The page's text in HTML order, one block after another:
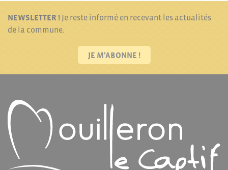
NEWSLETTER ! Je reste informé en recevant les actualités
de la commune.
JE M'ABONNE !